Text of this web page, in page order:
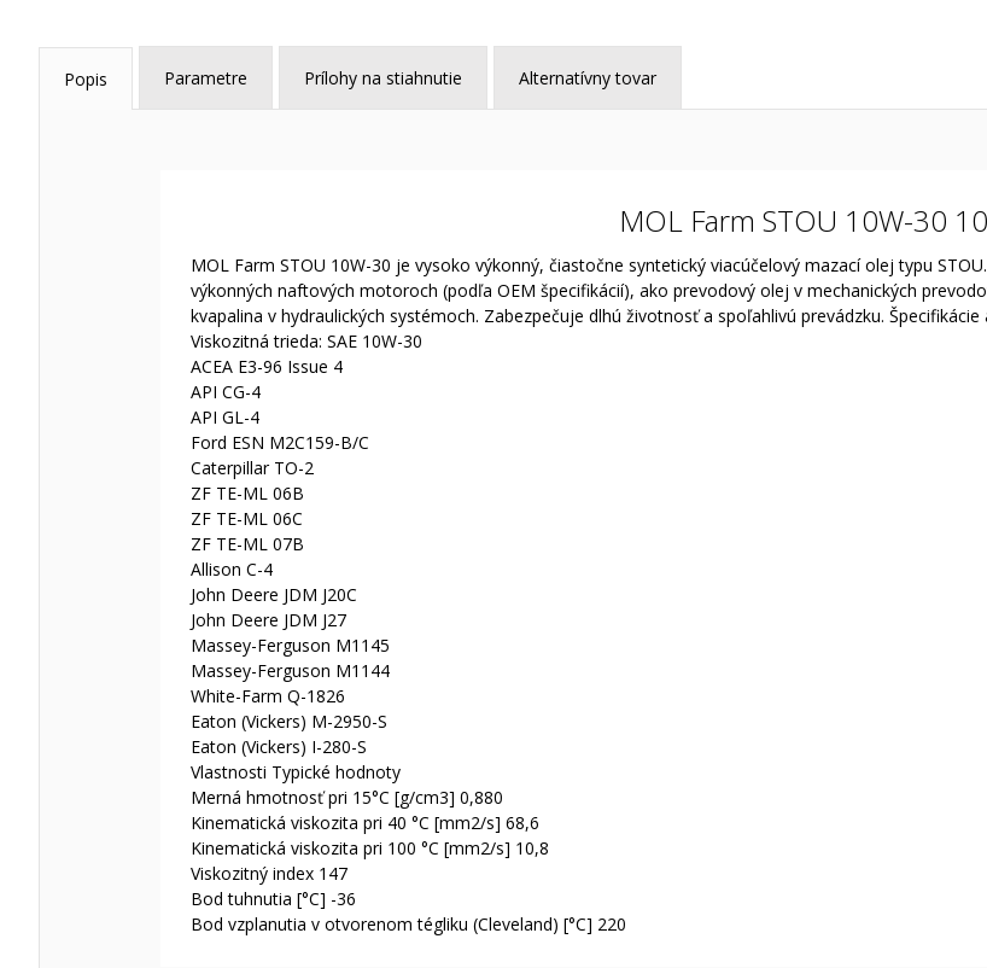
Popis Parametre Prílohy na stiahnutie Alternatívny tovar
MOL Farm STOU 10W-30
MOL Farm STOU 10W-30 je vysoko výkonný, čiastočne syntetický viacúčelový mazací olej typu
výkonných naftových motoroch (podľa OEM špecifikácií), ako prevodový olej v mechanických
kvapalina v hydraulických systémoch. Zabezpečuje dlhú životnosť a spoľahlivú prevádzku. Špecifikácie
Viskozitná trieda: SAE 10W-30
ACEA E3-96 Issue 4
API CG-4
API GL-4
Ford ESN M2C159-B/C
Caterpillar TO-2
ZF TE-ML 06B
ZF TE-ML 06C
ZF TE-ML 07B
Allison C-4
John Deere JDM J20C
John Deere JDM J27
Massey-Ferguson M1145
Massey-Ferguson M1144
White-Farm Q-1826
Eaton (Vickers) M-2950-S
Eaton (Vickers) I-280-S
Vlastnosti Typické hodnoty
Merná hmotnosť pri 15°C [g/cm3] 0,880
Kinematická viskozita pri 40 °C [mm2/s] 68,6
Kinematická viskozita pri 100 °C [mm2/s] 10,8
Viskozitný index 147
Bod tuhnutia [°C] -36
Bod vzplanutia v otvorenom tégliku (Cleveland) [°C] 220